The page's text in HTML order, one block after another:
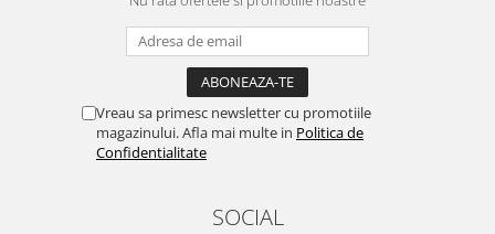
Vreau sa primesc newsletter cu promotiile
magazinului. Afla mai multe in Politica de
Confidentialitate
SOCIAL